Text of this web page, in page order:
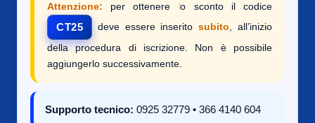
Attenzione: per ottenere lo sconto il codice
CT25 deve essere inseritosubito , all’inizio
della procedura di iscrizione. Non è possibile
aggiungerlo successivamente.
Supporto tecnico: 0925 32779 • 366 4140 604